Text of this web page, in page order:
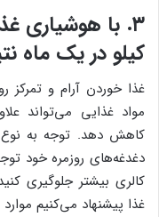
کیلو در یک ماه
غذا خوردن آرام و تمرکز
مواد غذایی می‌تواند
کاهش دهد. توجه به
دغدغه‌های روزمره خود
کالری بیشتر جلوگیری
غذا پیشنهاد می‌کنیم موارد